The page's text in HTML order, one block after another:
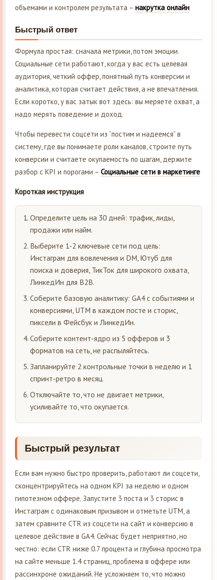
объемами и контролем результата – накрутка онлайн
Быстрый ответ
Формула простая: сначала метрики, потом эмоции.
Социальные сети работают, когда у вас есть целевая
аудитория, четкий оффер, понятный путь конверсии и
аналитика, которая считает действия, а не впечатления.
Если коротко, у вас затык вот здесь: вы меряете охват, а
надо мерять поведение и доход.
Чтобы перевести соцсети из “постим и надеемся” в
систему, где вы понимаете роли каналов, строите путь
конверсии и считаете окупаемость по шагам, держите
разбор с KPI и порогами – Социальные сети в маркетинге
Короткая инструкция
Определите цель на 30 дней: трафик, лиды,
продажи или найм.
Выберите 1-2 ключевые сети под цель:
Инстаграм для вовлечения и DM, Ютуб для
поиска и доверия, ТикТок для широкого охвата,
ЛинкедИн для B2B.
Соберите базовую аналитику: GA4 с событиями и
конверсиями, UTM в каждом посте и сторис,
пиксели в Фейсбук и ЛинкедИн.
Соберите контент-ядро из 5 офферов и 3
форматов на сеть, не распыляйтесь.
Запланируйте 2 контрольные точки в неделю и 1
спринт-ретро в месяц.
Отключайте то, что не двигает метрики,
усиливайте то, что окупается.
Быстрый результат
Если вам нужно быстро проверить, работают ли соцсети,
сконцентрируйтесь на одном KPI за неделю и одном
гипотезном оффере. Запустите 3 поста и 3 сторис в
Инстаграм с одинаковым призывом и отметьте UTM, а
затем сравните CTR из соцсети на сайт и конверсию в
целевое действие в GA4. Сейчас будет неприятно, но
честно: если CTR ниже 0.7 процента и глубина просмотра
на сайте меньше 1.4 страниц, проблема в оффере или
рассинхроне ожиданий. Не усложняем то, что можно